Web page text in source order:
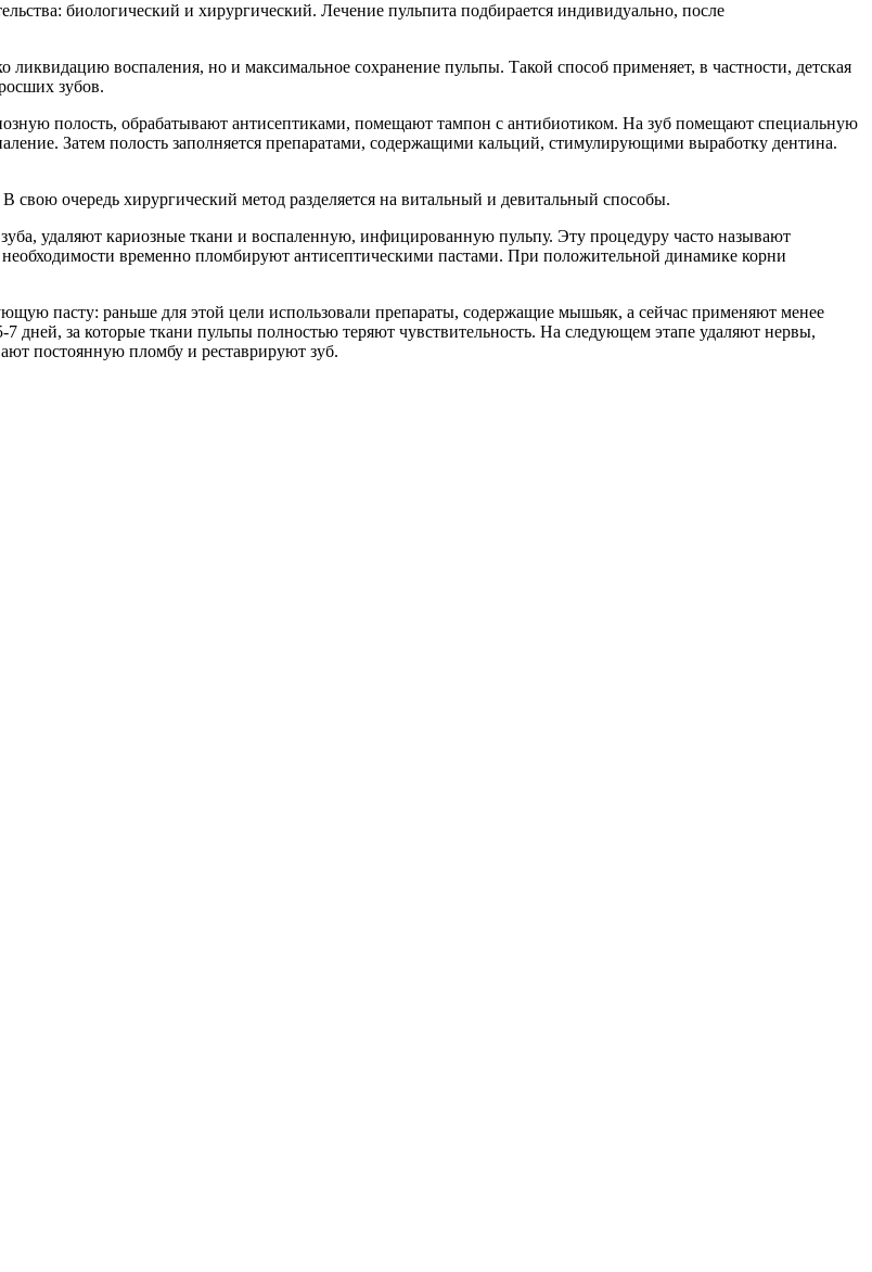
биологический и хирургический. Лечение пульпита подбирается индивидуально, после
ликвидацию воспаления, но и максимальное сохранение пульпы. Такой способ применяет, в частности, детская
зубов.
полость, обрабатывают антисептиками, помещают тампон с антибиотиком. На зуб помещают специальную
Затем полость заполняется препаратами, содержащими кальций, стимулирующими выработку дентина.
очередь хирургический метод разделяется на витальный и девитальный способы.
удаляют кариозные ткани и воспаленную, инфицированную пульпу. Эту процедуру часто называют
временно пломбируют антисептическими пастами. При положительной динамике корни
пасту: раньше для этой цели использовали препараты, содержащие мышьяк, а сейчас применяют менее
дней, за которые ткани пульпы полностью теряют чувствительность. На следующем этапе удаляют нервы,
постоянную пломбу и реставрируют зуб.